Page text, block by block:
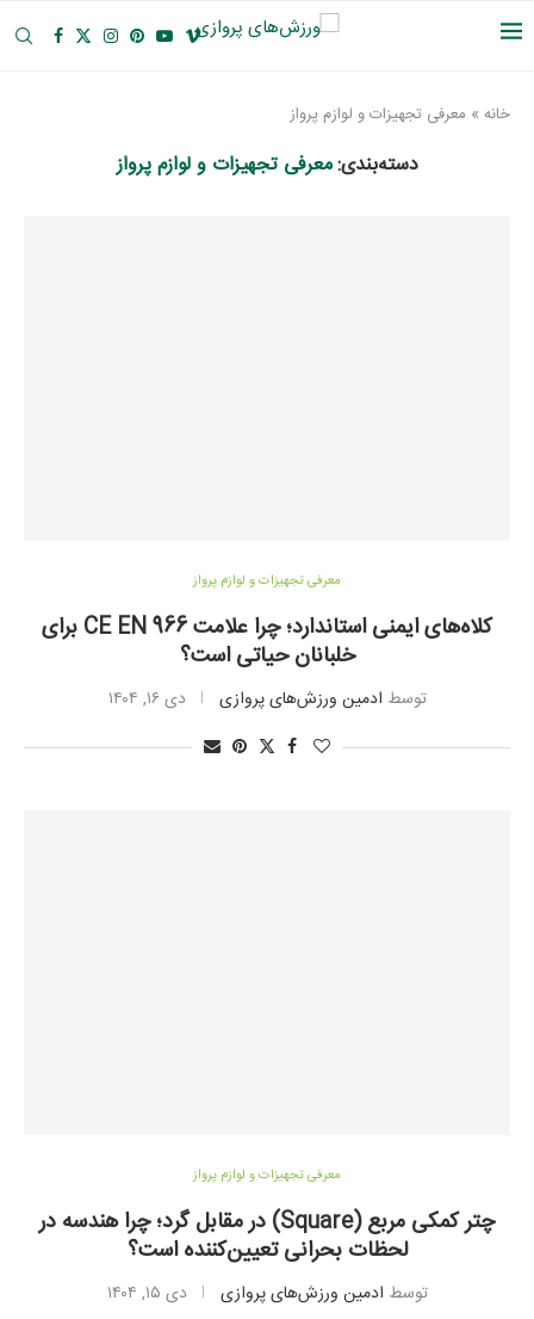
خانه » معرفی تجهیزات و لوازم پرواز
دسته‌بندی:معرفی تجهیزات و لوازم پرواز
معرفی تجهیزات و لوازم پرواز
کلاه‌های ایمنی استاندارد؛ چرا علامت CE EN 966 برای
خلبانان حیاتی است؟
توسط ادمین ورزش‌های پروازی دی ۱۶, ۱۴۰۴
معرفی تجهیزات و لوازم پرواز
چتر کمکی مربع (Square) در مقابل گرد؛ چرا هندسه در
لحظات بحرانی تعیین‌کننده است؟
توسط ادمین ورزش‌های پروازی دی ۱۵, ۱۴۰۴